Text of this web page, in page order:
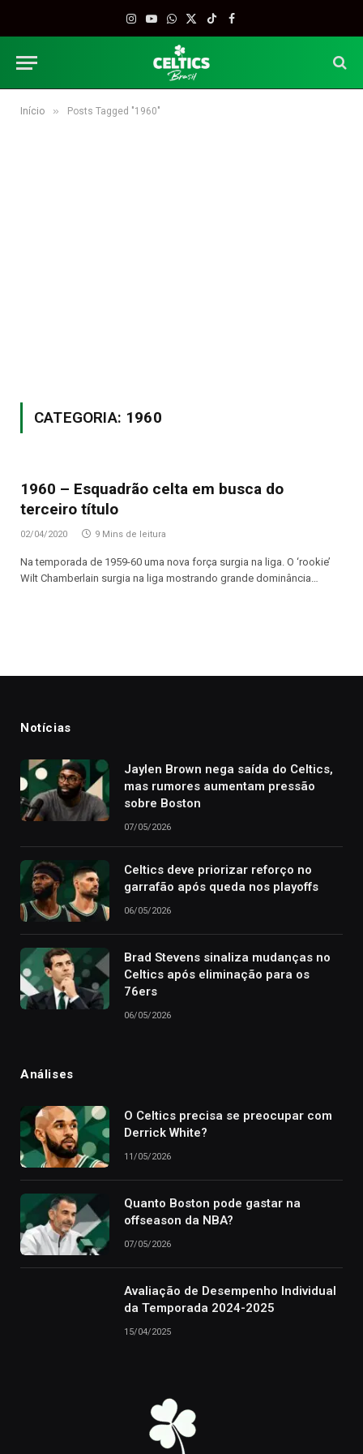
Instagram
YouTube
WhatsApp
X
TikTokFacebook
Início » Posts Tagged "1960"
CATEGORIA: 1960
1960 – Esquadrão celta em busca do
terceiro título
02/04/2020 9 Mins de leitura
Na temporada de 1959-60 uma nova força surgia na liga. O ‘rookie’
Wilt Chamberlain surgia na liga mostrando grande dominância…
Notícias
Jaylen Brown nega saída do Celtics,
mas rumores aumentam pressão
sobre Boston
07/05/2026
Celtics deve priorizar reforço no
garrafão após queda nos playoffs
06/05/2026
Brad Stevens sinaliza mudanças no
Celtics após eliminação para os
76ers
06/05/2026
Análises
O Celtics precisa se preocupar com
Derrick White?
11/05/2026
Quanto Boston pode gastar na
offseason da NBA?
07/05/2026
Avaliação de Desempenho Individual
da Temporada 2024-2025
15/04/2025